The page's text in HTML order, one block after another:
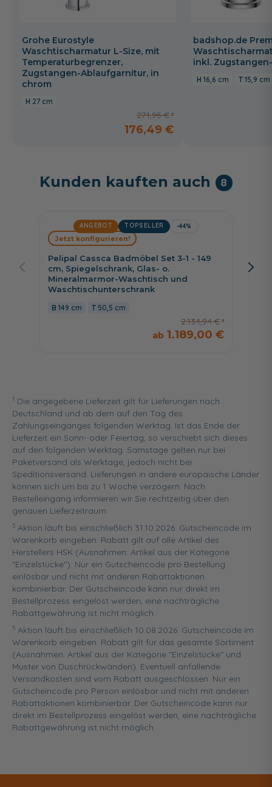
Grohe Eurostyle
Waschtischarmatur L-Size, mit
Temperaturbegrenzer,
Zugstangen-Ablaufgarnitur, in
chrom
27 cm
274,95 €
176,49 €
badshop.de
inkl.
16,6 cm 15,9 cm
Kunden kauften auch 8
ANGEBOT TOPSELLER -44%
Pelipal Cassca Badmöbel Set 3-1 - 149
cm, Spiegelschrank, Glas- o.
Mineralmarmor-Waschtisch und
Waschtischunterschrank
149 cm 50,5 cm
2.134,94 €
1.189,00 €
Jetzt konfigurieren!
1 Die angegebene Lieferzeit gilt für Lieferungen nach
Deutschland und ab dem auf den Tag des
Zahlungseinganges folgenden Werktag. Ist das Ende der
Lieferzeit ein Sonn- oder Feiertag, so verschiebt sich dieses
auf den folgenden Werktag. Samstage gelten nur bei
Paketversand als Werktage, jedoch nicht bei
Speditionsversand. Lieferungen in andere europäische Länder
können sich um bis zu 1 Woche verzögern. Nach
Bestelleingang informieren wir Sie rechtzeitig über den
genauen Lieferzeitraum.
3 Aktion läuft bis einschließlich 31.10.2026. Gutscheincode im
Warenkorb eingeben. Rabatt gilt auf alle Artikel des
Herstellers HSK (Ausnahmen: Artikel aus der Kategorie
"Einzelstücke"). Nur ein Gutscheincode pro Bestellung
einlösbar und nicht mit anderen Rabattaktionen
kombinierbar. Der Gutscheincode kann nur direkt im
Bestellprozess eingelöst werden, eine nachträgliche
Rabattgewährung ist nicht möglich.
5 Aktion läuft bis einschließlich 10.08.2026. Gutscheincode im
Warenkorb eingeben. Rabatt gilt für das gesamte Sortiment
(Ausnahmen: Artikel aus der Kategorie "Einzelstücke" und
Muster von Duschrückwänden). Eventuell anfallende
Versandkosten sind vom Rabatt ausgeschlossen. Nur ein
Gutscheincode pro Person einlösbar und nicht mit anderen
Rabattaktionen kombinierbar. Der Gutscheincode kann nur
direkt im Bestellprozess eingelöst werden, eine nachträgliche
Rabattgewährung ist nicht möglich.